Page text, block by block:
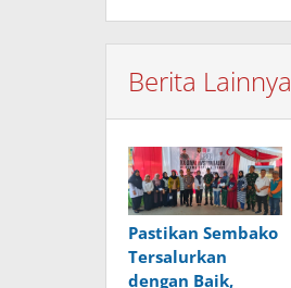
Berita Lainnya
Pastikan Sembako
Tersalurkan
dengan Baik,